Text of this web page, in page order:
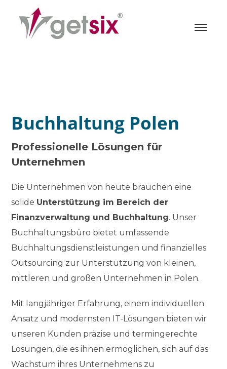
Buchhaltung Polen
Professionelle Lösungen für
Unternehmen
Die Unternehmen von heute brauchen eine
solide Unterstützung im Bereich der
Finanzverwaltung und Buchhaltung. Unser
Buchhaltungsbüro bietet umfassende
Buchhaltungsdienstleistungen und finanzielles
Outsourcing zur Unterstützung von kleinen,
mittleren und großen Unternehmen in Polen.
Mit langjähriger Erfahrung, einem individuellen
Ansatz und modernsten IT-Lösungen bieten wir
unseren Kunden präzise und termingerechte
Lösungen, die es ihnen ermöglichen, sich auf das
Wachstum ihres Unternehmens zu